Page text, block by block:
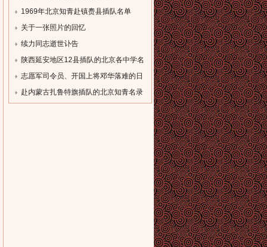
[field:description
function='cn_substr(@me,80)'/]...
[field:description
function='cn_substr(@me,80)'/]...
1969年北京知青赴镇赉县插队名单
[field:description
function='cn_substr(@me,80)'/]...
关于一张照片的回忆
[field:description
function='cn_substr(@me,80)'/]...
续力同志逝世讣告
[field:description
function='cn_substr(@me,80)'/]...
陕西延安地区12县插队的北京各中学名
录
[field:description
志愿军司令员、开国上将邓华落难的日
子
赴内蒙古扎鲁特旗插队的北京知青名录